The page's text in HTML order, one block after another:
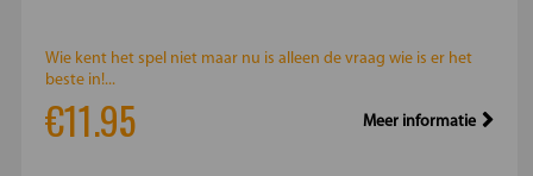
Wie kent het spel niet maar nu is alleen de vraag wie is er het
beste in!...
€11.95 Meer informatie